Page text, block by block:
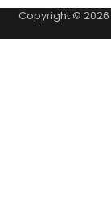
Copyright © 2026